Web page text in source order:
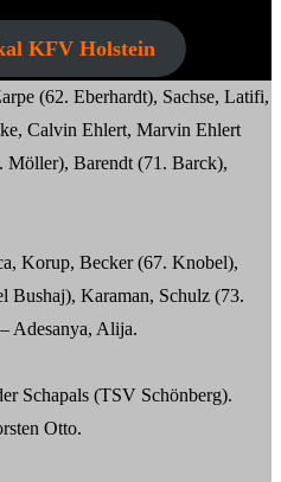
KFV Holstein
(62. Eberhardt), Sachse, Latifi,
Calvin Ehlert, Marvin Ehlert
Möller), Barendt (71. Barck),
Korup, Becker (67. Knobel),
Bushaj), Karaman, Schulz (73.
Adesanya, Alija.
Schapals (TSV Schönberg).
Otto.